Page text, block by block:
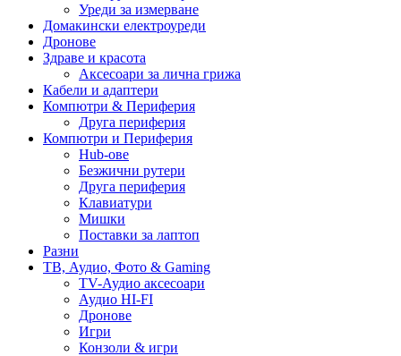
Уреди за измерване
Домакински електроуреди
Дронове
Здраве и красота
Аксесоари за лична грижа
Кабели и адаптери
Компютри & Периферия
Друга периферия
Компютри и Периферия
Hub-ове
Безжични рутери
Друга периферия
Клавиатури
Мишки
Поставки за лаптоп
Разни
ТВ, Аудио, Фото & Gaming
TV-Аудио аксесоари
Аудио HI-FI
Дронове
Игри
Конзоли & игри